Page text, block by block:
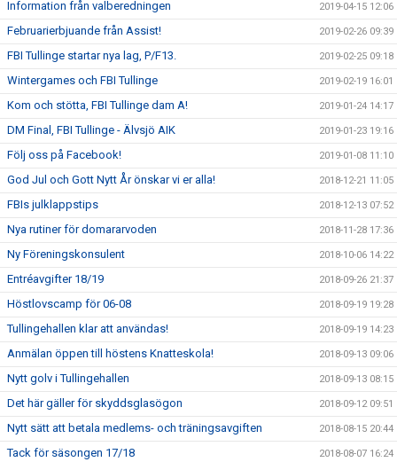
Information från valberedningen 2019-04-15 12:06
Februarierbjuande från Assist! 2019-02-26 09:39
FBI Tullinge startar nya lag, P/F13. 2019-02-25 09:18
Wintergames och FBI Tullinge 2019-02-19 16:01
Kom och stötta, FBI Tullinge dam A! 2019-01-24 14:17
DM Final, FBI Tullinge - Älvsjö AIK 2019-01-23 19:16
Följ oss på Facebook! 2019-01-08 11:10
God Jul och Gott Nytt År önskar vi er alla! 2018-12-21 11:05
FBIs julklappstips 2018-12-13 07:52
Nya rutiner för domararvoden 2018-11-28 17:36
Ny Föreningskonsulent 2018-10-06 14:22
Entréavgifter 18/19 2018-09-26 21:37
Höstlovscamp för 06-08 2018-09-19 19:28
Tullingehallen klar att användas! 2018-09-19 14:23
Anmälan öppen till höstens Knatteskola! 2018-09-13 09:06
Nytt golv i Tullingehallen 2018-09-13 08:15
Det här gäller för skyddsglasögon 2018-09-12 09:51
Nytt sätt att betala medlems- och träningsavgiften 2018-08-15 20:44
Tack för säsongen 17/18 2018-08-07 16:24